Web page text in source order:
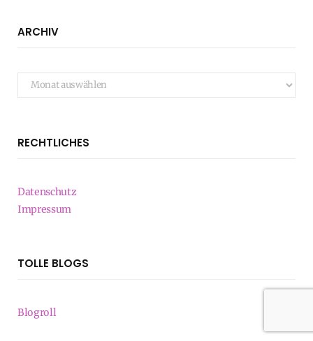
ARCHIV
Archiv
RECHTLICHES
Datenschutz
Impressum
TOLLE BLOGS
Blogroll